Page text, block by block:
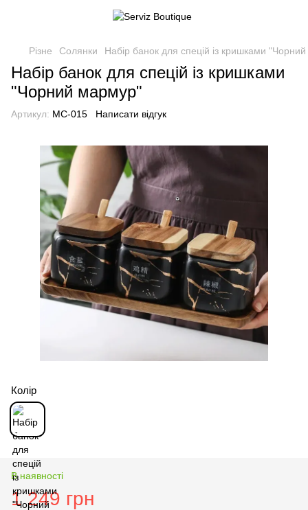
Різне Солянки Набір банок для спецій із кришками
Набір банок для спецій із кришками
"Чорний мармур"
Артикул: MC-015 Написати відгук
Колір
В наявності
1 249 грн